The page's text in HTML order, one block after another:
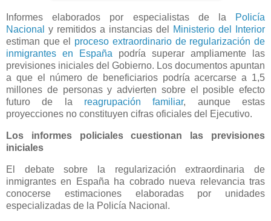
Informes elaborados por especialistas de la
Policía
Nacional
y remitidos a instancias del
Ministerio del Interior
estiman que el proceso extraordinario de regularización de
inmigrantes en España podría superar ampliamente las
previsiones iniciales del Gobierno. Los documentos apuntan
a que el número de beneficiarios podría acercarse a 1,5
millones de personas y advierten sobre el posible efecto
futuro de la reagrupación familiar, aunque estas
proyecciones no constituyen cifras oficiales del Ejecutivo.
Los informes policiales cuestionan las previsiones
iniciales
El debate sobre la regularización extraordinaria de
inmigrantes en España ha cobrado nueva relevancia tras
conocerse estimaciones elaboradas por unidades
especializadas de la Policía Nacional.